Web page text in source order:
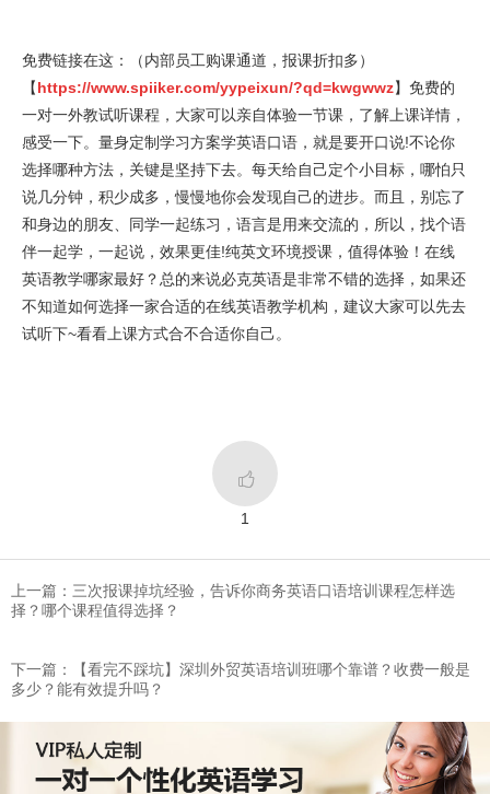
免费链接在这：（内部员工购课通道，报课折扣多）
【https://www.spiiker.com/yypeixun/?qd=kwgwwz】免费的
一对一外教试听课程，大家可以亲自体验一节课，了解上课详情，
感受一下。量身定制学习方案学英语口语，就是要开口说!不论你
选择哪种方法，关键是坚持下去。每天给自己定个小目标，哪怕只
说几分钟，积少成多，慢慢地你会发现自己的进步。而且，别忘了
和身边的朋友、同学一起练习，语言是用来交流的，所以，找个语
伴一起学，一起说，效果更佳!纯英文环境授课，值得体验！在线
英语教学哪家最好？总的来说必克英语是非常不错的选择，如果还
不知道如何选择一家合适的在线英语教学机构，建议大家可以先去
试听下~看看上课方式合不合适你自己。

1
上一篇：三次报课掉坑经验，告诉你商务英语口语培训课程怎样选
择？哪个课程值得选择？
下一篇：​【看完不踩坑】深圳外贸英语培训班哪个靠谱？收费一般是
多少？能有效提升吗？